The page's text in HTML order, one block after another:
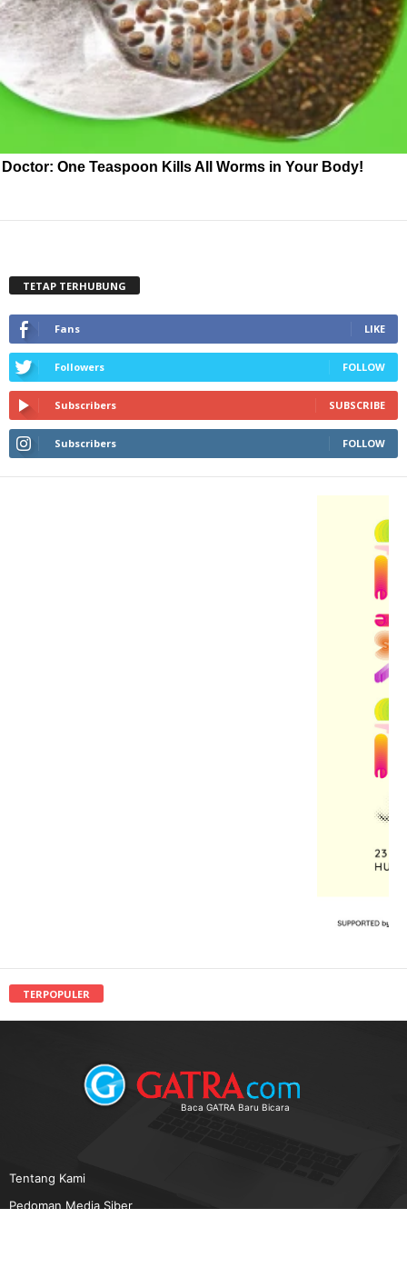
Doctor: One Teaspoon Kills All Worms in Your Body!
TETAP TERHUBUNG
Fans LIKE
Followers FOLLOW
Subscribers SUBSCRIBE
Subscribers FOLLOW
TERPOPULER
Baca GATRA Baru Bicara
Tentang Kami
Pedoman Media Siber